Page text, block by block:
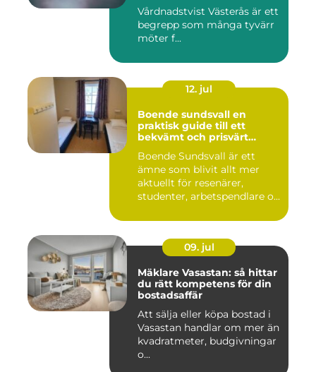
Vårdnadstvist Västerås är ett
begrepp som många tyvärr
möter f...
12. jul
Boende sundsvall en
praktisk guide till ett
bekvämt och prisvärt
Boende Sundsvall är ett
ämne som blivit allt mer
aktuellt för resenärer,
studenter, arbetspendlare o...
09. jul
Mäklare Vasastan: så hittar
du rätt kompetens för din
bostadsaffär
Att sälja eller köpa bostad i
Vasastan handlar om mer än
kvadratmeter, budgivningar
o...